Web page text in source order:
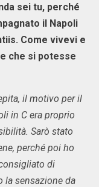
sei tu, perché
il Napoli
Come vivevi e
che si potesse
il motivo per il
in C era proprio
Sarò stato
perché poi ho
di
la sensazione da